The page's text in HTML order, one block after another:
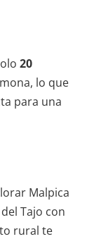
20
lo que
para una
Malpica
Tajo con
rural te